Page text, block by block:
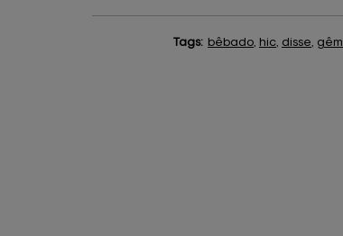
Tags: bêbado, hic, disse,